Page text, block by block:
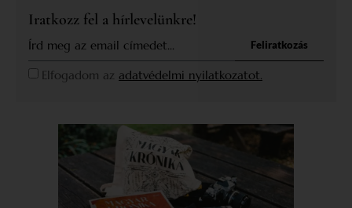
Iratkozz fel a hírlevelünkre!
Elfogadom az adatvédelmi nyilatkozatot.
Feliratkozás